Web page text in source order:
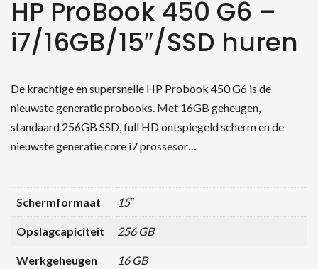
HP ProBook 450 G6 –
i7/16GB/15″/SSD huren
De krachtige en supersnelle HP Probook 450 G6 is de
nieuwste generatie probooks. Met 16GB geheugen,
standaard 256GB SSD, full HD ontspiegeld scherm en de
nieuwste generatie core i7 prossesor…
Schermformaat 15″
Opslagcapiciteit 256 GB
Werkgeheugen 16 GB